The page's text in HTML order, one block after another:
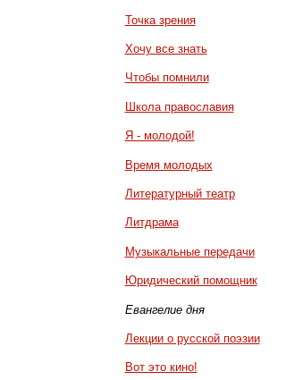
Точка зрения
Хочу все знать
Чтобы помнили
Школа православия
Я - молодой!
Время молодых
Литературный театр
Литдрама
Музыкальные передачи
Юридический помощник
Евангелие дня
Лекции о русской поэзии
Вот это кино!